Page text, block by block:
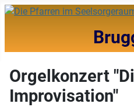
Orgelkonzert
Improvisation"